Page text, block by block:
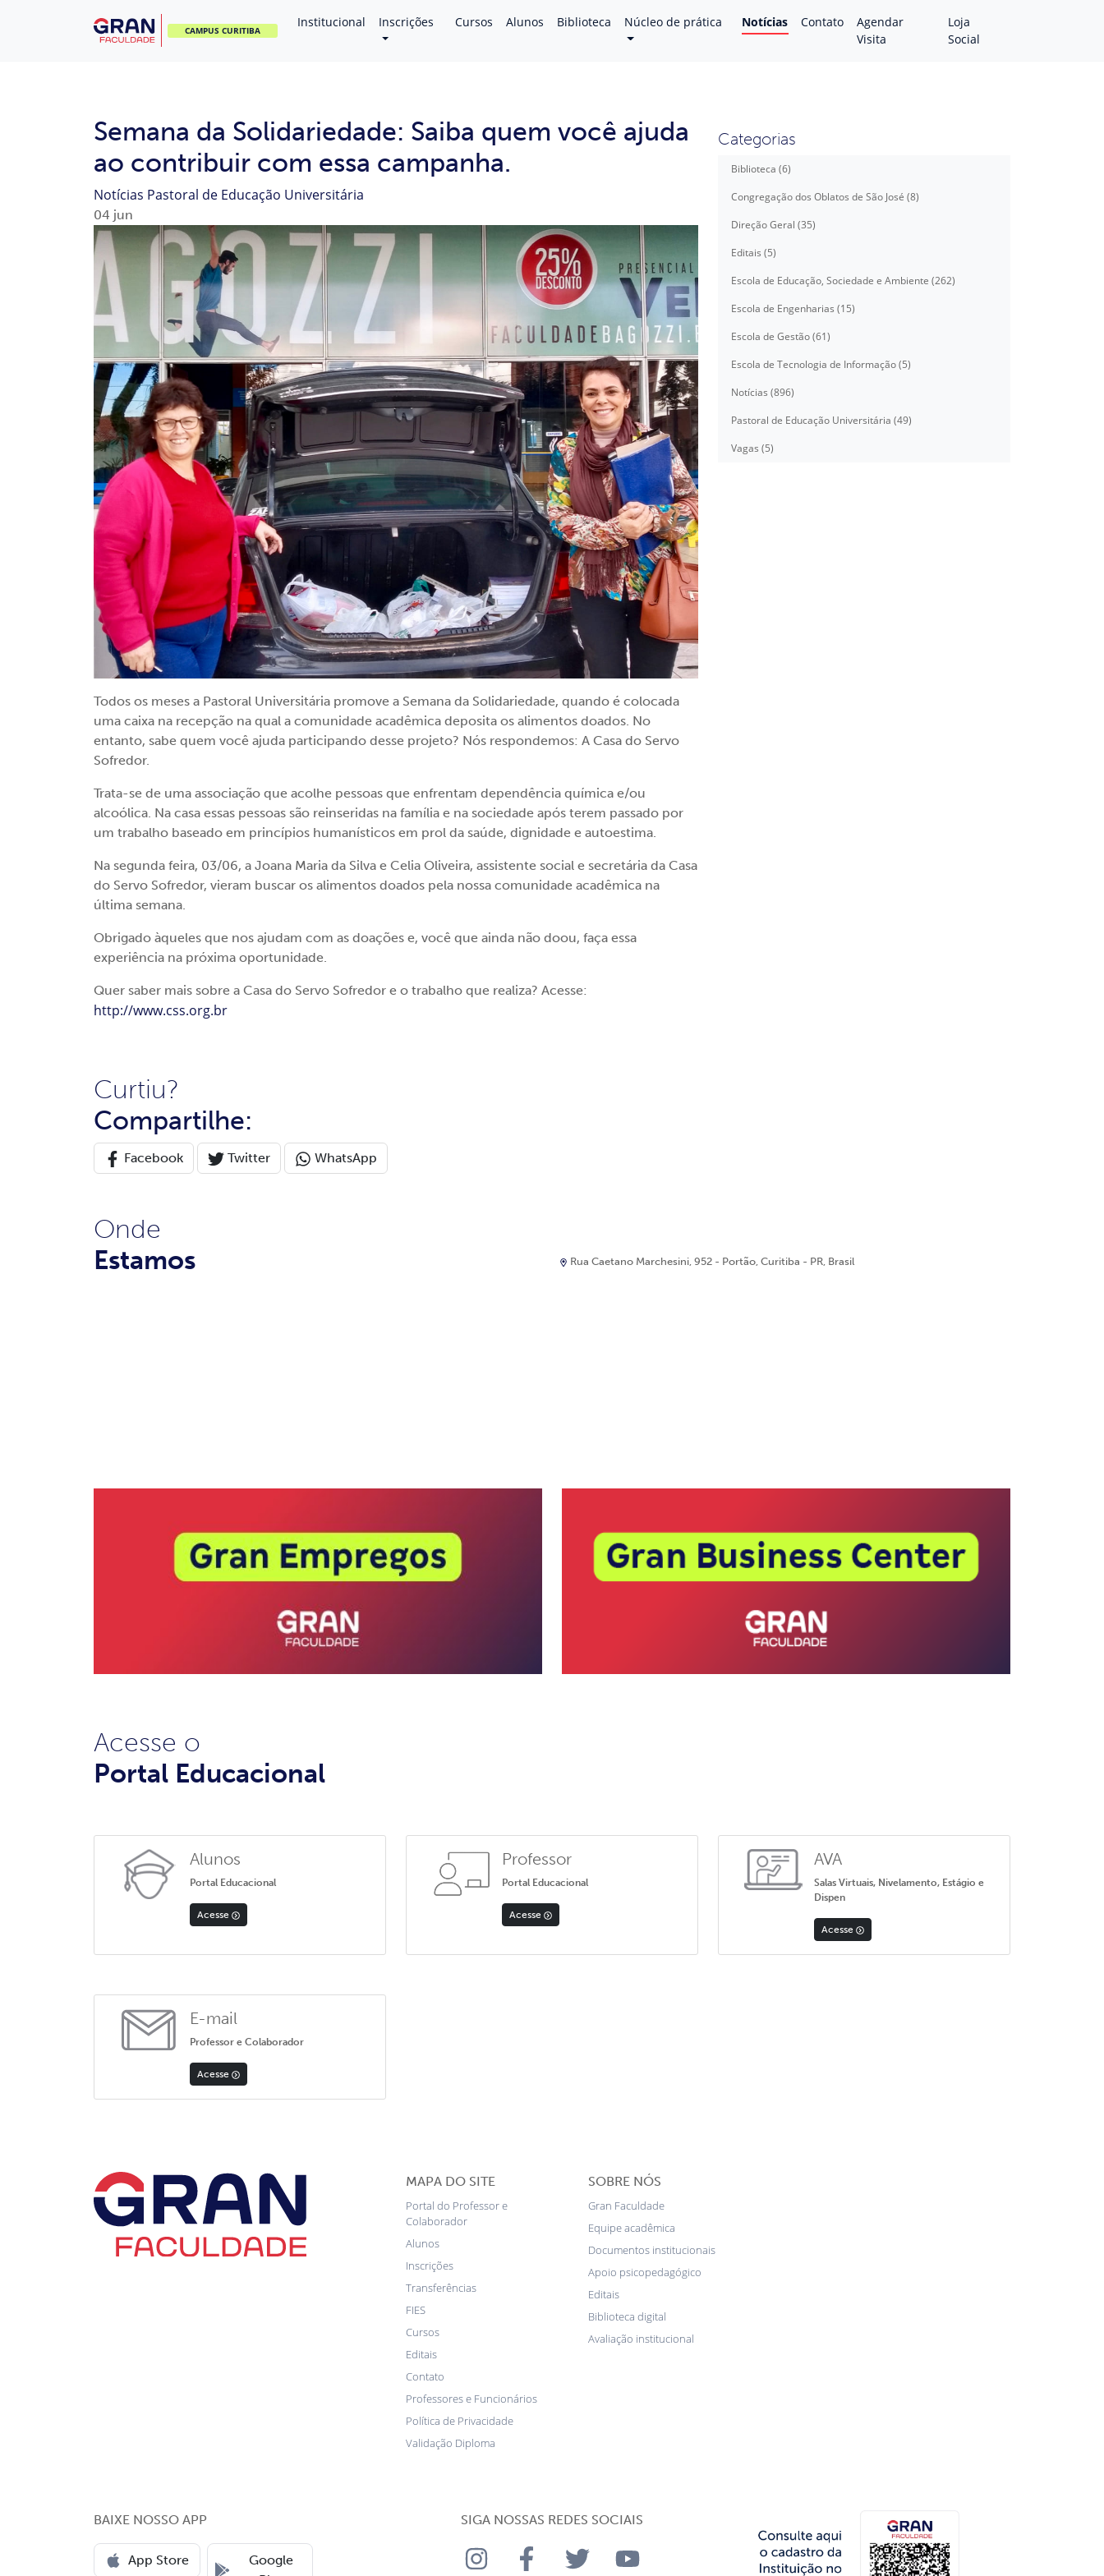
CAMPUS CURITIBA
Institucional Inscrições Cursos Alunos Biblioteca Núcleo de prática Notícias Contato
Agendar
Visita
Loja
Social
Semana da Solidariedade: Saiba quem você ajuda
ao contribuir com essa campanha.
Notícias Pastoral de Educação Universitária
04 jun
Todos os meses a Pastoral Universitária promove a Semana da Solidariedade, quando é colocada
uma caixa na recepção na qual a comunidade acadêmica deposita os alimentos doados. No
entanto, sabe quem você ajuda participando desse projeto? Nós respondemos: A Casa do Servo
Sofredor.
Trata-se de uma associação que acolhe pessoas que enfrentam dependência química e/ou
alcoólica. Na casa essas pessoas são reinseridas na família e na sociedade após terem passado por
um trabalho baseado em princípios humanísticos em prol da saúde, dignidade e autoestima.
Na segunda feira, 03/06, a Joana Maria da Silva e Celia Oliveira, assistente social e secretária da Casa
do Servo Sofredor, vieram buscar os alimentos doados pela nossa comunidade acadêmica na
última semana.
Obrigado àqueles que nos ajudam com as doações e, você que ainda não doou, faça essa
experiência na próxima oportunidade.
Quer saber mais sobre a Casa do Servo Sofredor e o trabalho que realiza? Acesse:
http://www.css.org.br
Categorias
Biblioteca (6)
Congregação dos Oblatos de São José (8)
Direção Geral (35)
Editais (5)
Escola de Educação, Sociedade e Ambiente (262)
Escola de Engenharias (15)
Escola de Gestão (61)
Escola de Tecnologia de Informação (5)
Notícias (896)
Pastoral de Educação Universitária (49)
Vagas (5)
Curtiu?
Compartilhe:
Facebook Twitter WhatsApp
Onde
Estamos
Rua Caetano Marchesini, 952 - Portão, Curitiba - PR, Brasil
Acesse o
Portal Educacional
Alunos
Portal Educacional
Acesse
Professor
Portal Educacional
Acesse
AVA
Salas Virtuais, Nivelamento, Estágio e
Dispen
Acesse
E-mail
Professor e Colaborador
Acesse
MAPA DO SITE
Portal do Professor e
Colaborador
Alunos
Inscrições
Transferências
FIES
Cursos
Editais
Contato
Professores e Funcionários
Política de Privacidade
Validação Diploma
SOBRE NÓS
Gran Faculdade
Equipe acadêmica
Documentos institucionais
Apoio psicopedagógico
Editais
Biblioteca digital
Avaliação institucional
BAIXE NOSSO APP
App Store
Google
SIGA NOSSAS REDES SOCIAIS